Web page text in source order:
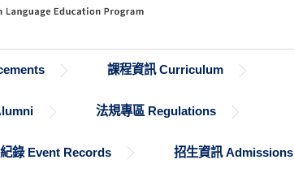
課程資訊 Curriculum
法規專區 Regulations
錄 Event Records 招生資訊 Admissions